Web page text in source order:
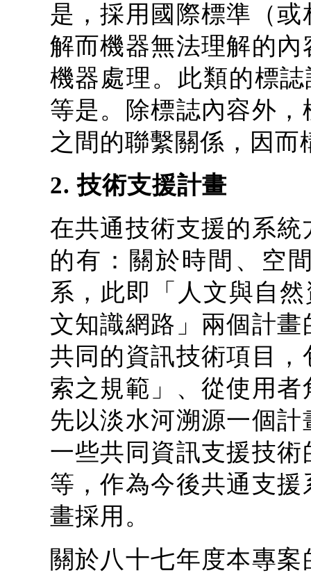
是，採用國際標準（
解而機器無法理解的
機器處理。此類的標
等是。除標誌內容外
之間的聯繫關係，因而
2. 技術支援計畫
在共通技術支援的系
的有：關於時間、空
系，此即「人文與自
文知識網路」兩個計
共同的資訊技術項目
索之規範」、從使用
先以淡水河溯源一個
一些共同資訊支援技
等，作為今後共通支
畫採用。
關於八十七年度本專